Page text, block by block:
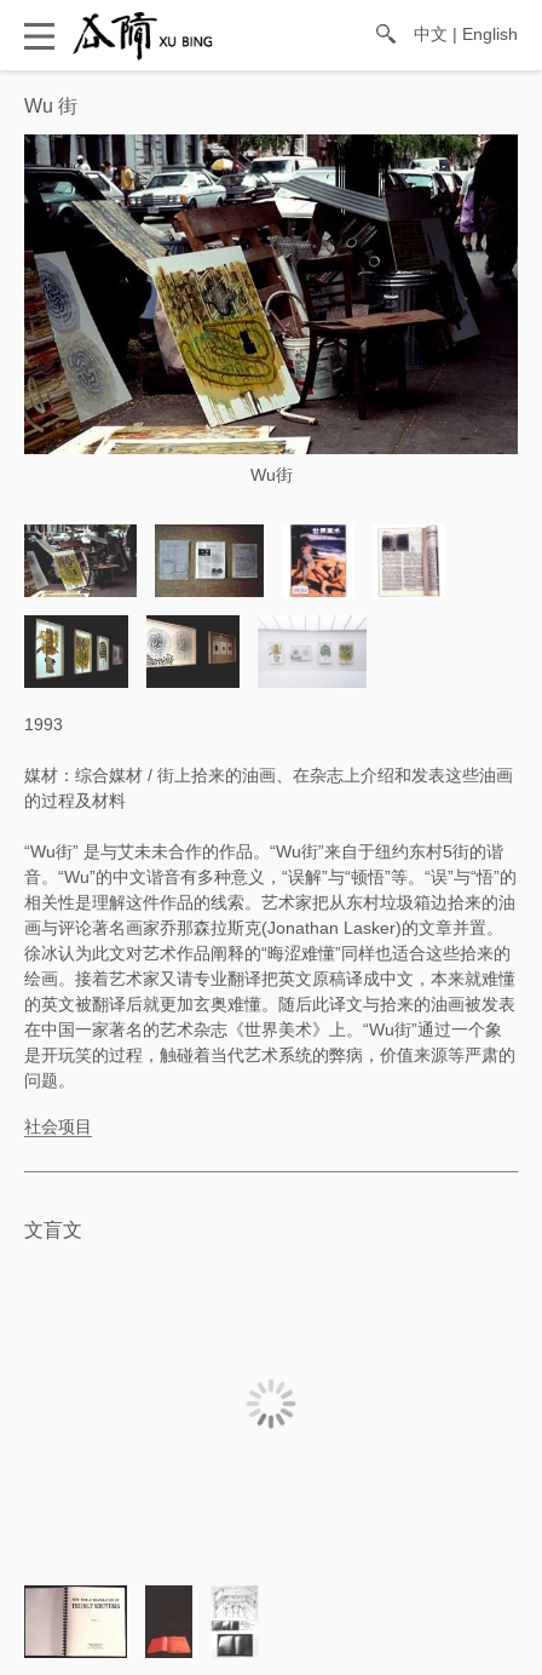
中文 | English
Wu 街
Wu街
1993
媒材：综合媒材 / 街上拾来的油画、在杂志上介绍和发表这些油画
的过程及材料
“Wu街” 是与艾未未合作的作品。“Wu街”来自于纽约东村5街的谐
音。“Wu”的中文谐音有多种意义，“误解”与“顿悟”等。“误”与“悟”的
相关性是理解这件作品的线索。艺术家把从东村垃圾箱边拾来的油
画与评论著名画家乔那森拉斯克(Jonathan Lasker)的文章并置。
徐冰认为此文对艺术作品阐释的“晦涩难懂”同样也适合这些拾来的
绘画。接着艺术家又请专业翻译把英文原稿译成中文，本来就难懂
的英文被翻译后就更加玄奥难懂。随后此译文与拾来的油画被发表
在中国一家著名的艺术杂志《世界美术》上。“Wu街”通过一个象
是开玩笑的过程，触碰着当代艺术系统的弊病，价值来源等严肃的
问题。
社会项目
文盲文